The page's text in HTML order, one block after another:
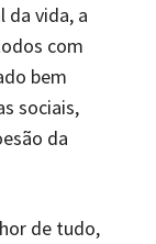
da vida, a
com
bem
sociais,
da
de tudo,